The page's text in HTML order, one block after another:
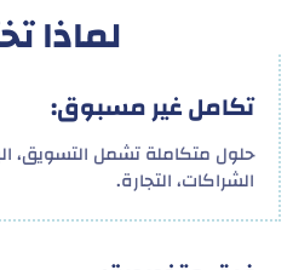
لماذا
تكامل غير مسبوق:
حلول متكاملة تشمل التسويق،
الشراكات، التجارة.